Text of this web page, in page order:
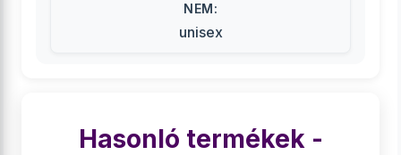
NEM:
unisex
Hasonló termékek -